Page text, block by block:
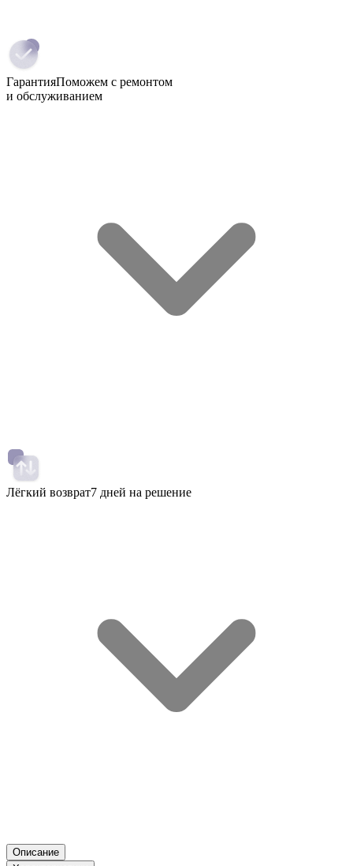
ГарантияПоможем с ремонтом
и обслуживанием
Лёгкий возврат7 дней на решение
Описание